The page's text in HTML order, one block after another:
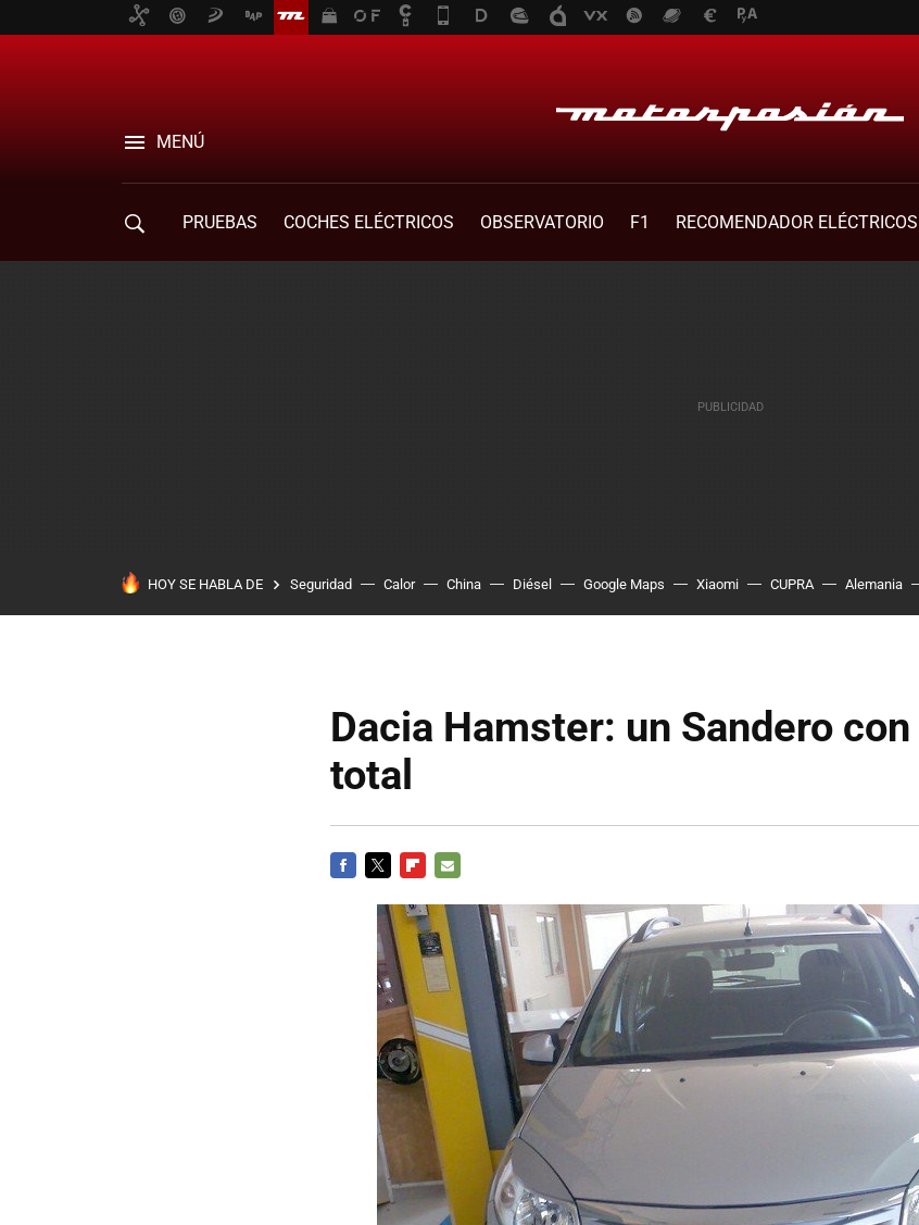
MENÚ
PRUEBAS COCHES ELÉCTRICOS OBSERVATORIO F1
RECOMENDADOR ELÉCTRICOS
HOY SE HABLA DE Seguridad Calor China Diésel Google Maps Xiaomi CUPRA Alemania
Dacia Hamster: un Sandero
total
MAIL